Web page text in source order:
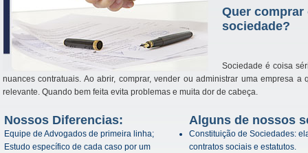
Quer comprar
sociedade?
Sociedade é coisa
nuances contratuais. Ao abrir, comprar, vender ou administrar uma empresa a
relevante. Quando bem feita evita problemas e muita dor de cabeça.
Nossos Diferencias:
Equipe de Advogados de primeira linha;
Estudo específico de cada caso por um
Alguns de nossos
Constituição de Sociedades:
contratos sociais e estatutos.